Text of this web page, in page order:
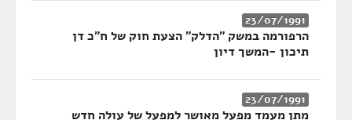
23/07/1991
הרפורמה במשק "הדלק" הצעת חוק של ח"כ דן
תיכון -המשך דיון
23/07/1991
מתן מעמד מפעל מאושר למפעל של עולה חדש